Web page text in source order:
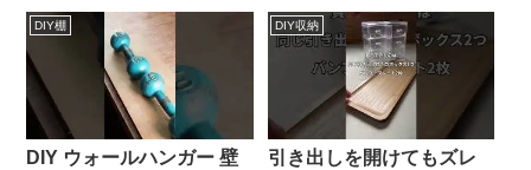
DIY棚
DIY ウォールハンガー 壁
DIY収納
引き出しを開けてもズレ